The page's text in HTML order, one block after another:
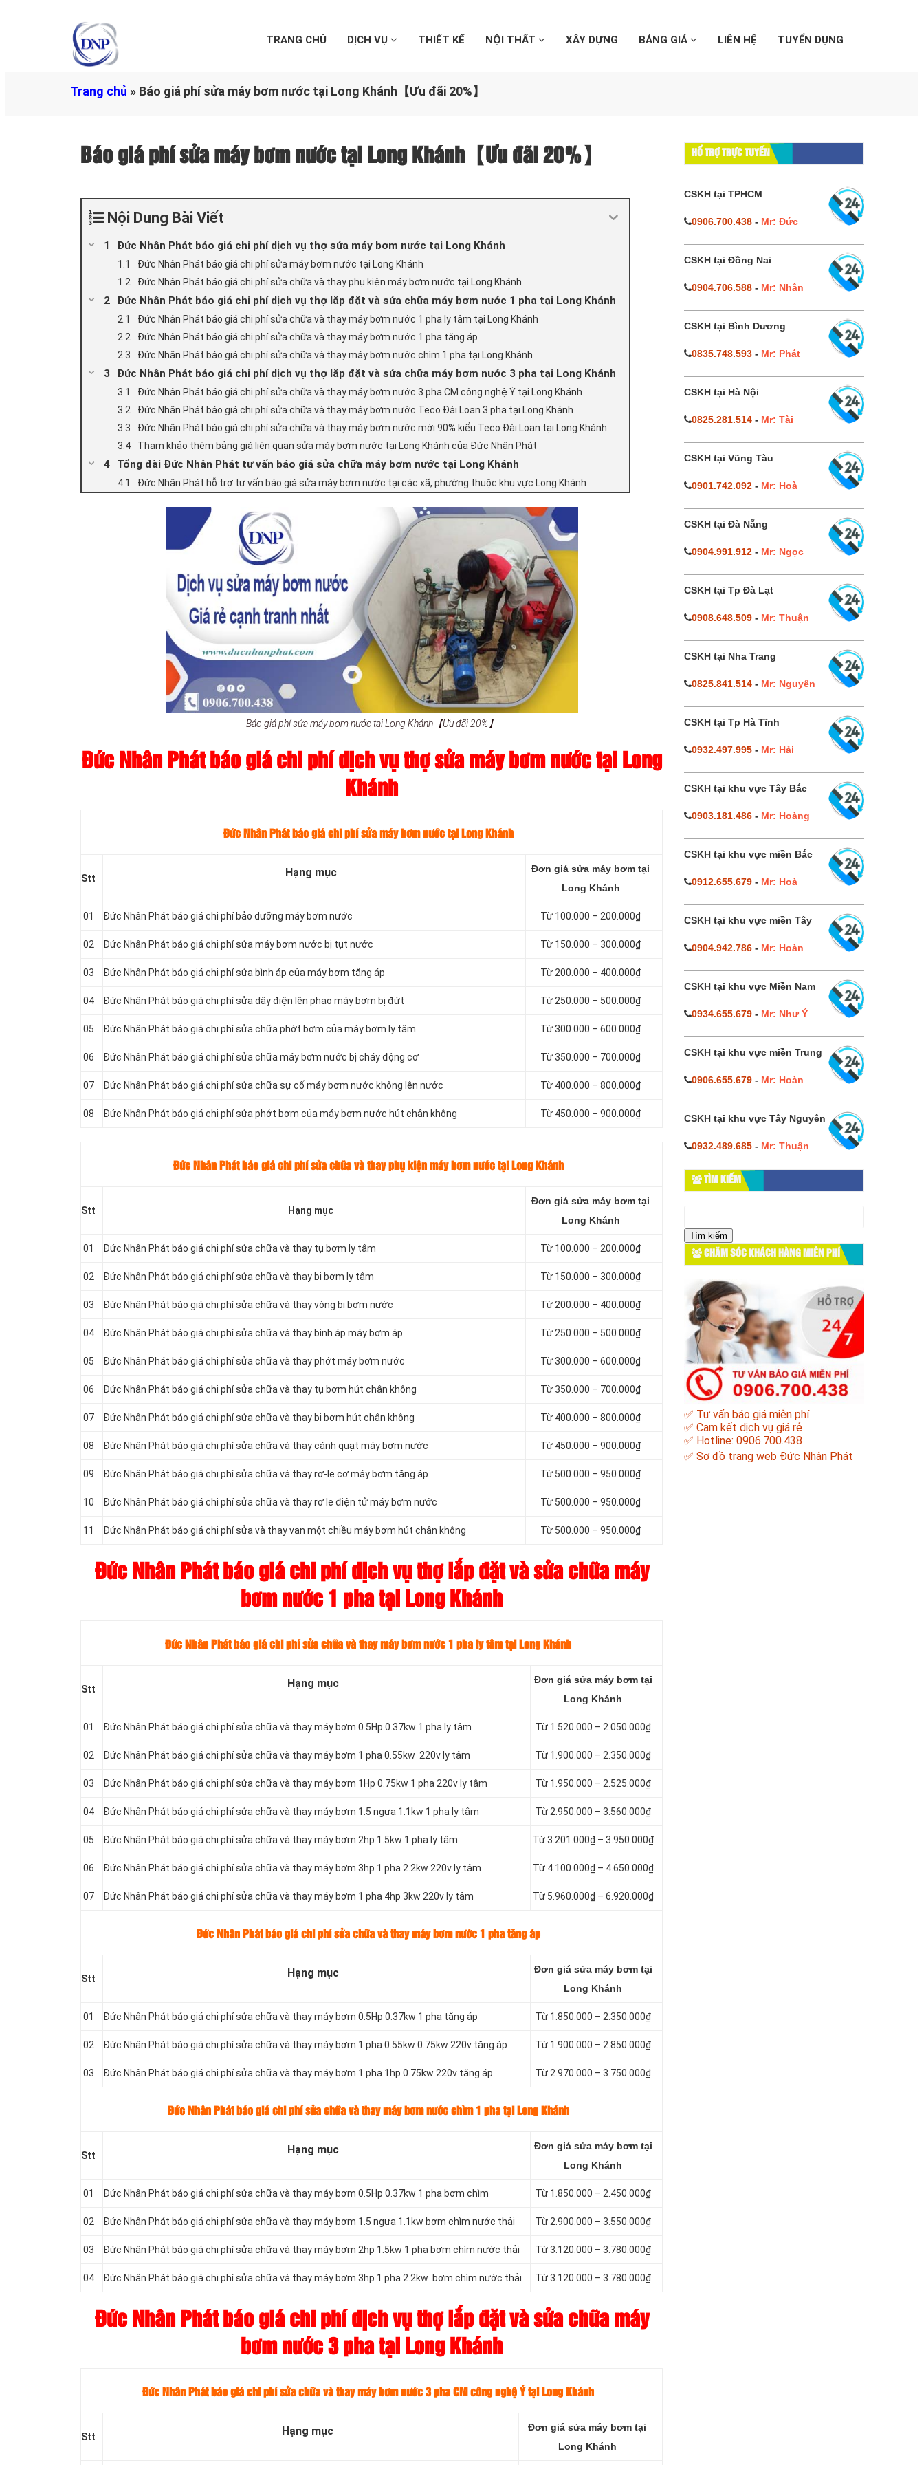
TRANG CHỦ DỊCH VỤ THIẾT KẾ NỘI THẤT XÂY DỰNG BẢNG GIÁ LIÊN HỆ TUYỂN DỤNG
Trang chủ » Báo giá phí sửa máy bơm nước tại Long Khánh【Ưu đãi 20%】
Báo giá phí sửa máy bơm nước tại Long Khánh【Ưu đãi 20%】
Nội Dung Bài Viết
Đức Nhân Phát báo giá chi phí dịch vụ thợ sửa máy bơm nước tại Long Khánh
Đức Nhân Phát báo giá chi phí sửa máy bơm nước tại Long Khánh
Đức Nhân Phát báo giá chi phí sửa chữa và thay phụ kiện máy bơm nước tại Long Khánh
Đức Nhân Phát báo giá chi phí dịch vụ thợ lắp đặt và sửa chữa máy bơm nước 1 pha tại Long Khánh
Đức Nhân Phát báo giá chi phí sửa chữa và thay máy bơm nước 1 pha ly tâm tại Long Khánh
Đức Nhân Phát báo giá chi phí sửa chữa và thay máy bơm nước 1 pha tăng áp
Đức Nhân Phát báo giá chi phí sửa chữa và thay máy bơm nước chìm 1 pha tại Long Khánh
Đức Nhân Phát báo giá chi phí dịch vụ thợ lắp đặt và sửa chữa máy bơm nước 3 pha tại Long Khánh
Đức Nhân Phát báo giá chi phí sửa chữa và thay máy bơm nước 3 pha CM công nghệ Ý tại Long Khánh
Đức Nhân Phát báo giá chi phí sửa chữa và thay máy bơm nước Teco Đài Loan 3 pha tại Long Khánh
Đức Nhân Phát báo giá chi phí sửa chữa và thay máy bơm nước mới 90% kiểu Teco Đài Loan tại Long Khánh
Tham khảo thêm bảng giá liên quan sửa máy bơm nước tại Long Khánh của Đức Nhân Phát
Tổng đài Đức Nhân Phát tư vấn báo giá sửa chữa máy bơm nước tại Long Khánh
Đức Nhân Phát hỗ trợ tư vấn báo giá sửa máy bơm nước tại các xã, phường thuộc khu vực Long Khánh
Báo giá phí sửa máy bơm nước tại Long Khánh【Ưu đãi 20%】
Đức Nhân Phát báo giá chi phí dịch vụ thợ sửa máy bơm nước tại Long
Khánh
Đức Nhân Phát báo giá chi phí sửa máy bơm nước tại Long Khánh
Stt Hạng mục
Đơn giá sửa máy bơm tại
Long Khánh
01 Đức Nhân Phát báo giá chi phí bảo dưỡng máy bơm nước Từ 100.000 – 200.000₫
02 Đức Nhân Phát báo giá chi phí sửa máy bơm nước bị tụt nước Từ 150.000 – 300.000₫
03 Đức Nhân Phát báo giá chi phí sửa bình áp của máy bơm tăng áp Từ 200.000 – 400.000₫
04 Đức Nhân Phát báo giá chi phí sửa dây điện lên phao máy bơm bị đứt Từ 250.000 – 500.000₫
05 Đức Nhân Phát báo giá chi phí sửa chữa phớt bơm của máy bơm ly tâm Từ 300.000 – 600.000₫
06 Đức Nhân Phát báo giá chi phí sửa chữa máy bơm nước bị cháy động cơ Từ 350.000 – 700.000₫
07 Đức Nhân Phát báo giá chi phí sửa chữa sự cố máy bơm nước không lên nước Từ 400.000 – 800.000₫
08 Đức Nhân Phát báo giá chi phí sửa phớt bơm của máy bơm nước hút chân không Từ 450.000 – 900.000₫
Đức Nhân Phát báo giá chi phí sửa chữa và thay phụ kiện máy bơm nước tại Long Khánh
Stt Hạng mục
Đơn giá sửa máy bơm tại
Long Khánh
01 Đức Nhân Phát báo giá chi phí sửa chữa và thay tụ bơm ly tâm Từ 100.000 – 200.000₫
02 Đức Nhân Phát báo giá chi phí sửa chữa và thay bi bơm ly tâm Từ 150.000 – 300.000₫
03 Đức Nhân Phát báo giá chi phí sửa chữa và thay vòng bi bơm nước Từ 200.000 – 400.000₫
04 Đức Nhân Phát báo giá chi phí sửa chữa và thay bình áp máy bơm áp Từ 250.000 – 500.000₫
05 Đức Nhân Phát báo giá chi phí sửa chữa và thay phớt máy bơm nước Từ 300.000 – 600.000₫
06 Đức Nhân Phát báo giá chi phí sửa chữa và thay tụ bơm hút chân không Từ 350.000 – 700.000₫
07 Đức Nhân Phát báo giá chi phí sửa chữa và thay bi bơm hút chân không Từ 400.000 – 800.000₫
08 Đức Nhân Phát báo giá chi phí sửa chữa và thay cánh quạt máy bơm nước Từ 450.000 – 900.000₫
09 Đức Nhân Phát báo giá chi phí sửa chữa và thay rơ-le cơ máy bơm tăng áp Từ 500.000 – 950.000₫
10 Đức Nhân Phát báo giá chi phí sửa chữa và thay rơ le điện tử máy bơm nước Từ 500.000 – 950.000₫
11 Đức Nhân Phát báo giá chi phí sửa và thay van một chiều máy bơm hút chân không Từ 500.000 – 950.000₫
Đức Nhân Phát báo giá chi phí dịch vụ thợ lắp đặt và sửa chữa máy
bơm nước 1 pha tại Long Khánh
Đức Nhân Phát báo giá chi phí sửa chữa và thay máy bơm nước 1 pha ly tâm tại Long Khánh
Stt Hạng mục
Đơn giá sửa máy bơm tại
Long Khánh
01 Đức Nhân Phát báo giá chi phí sửa chữa và thay máy bơm 0.5Hp 0.37kw 1 pha ly tâm Từ 1.520.000 – 2.050.000₫
02 Đức Nhân Phát báo giá chi phí sửa chữa và thay máy bơm 1 pha 0.55kw 220v ly tâm Từ 1.900.000 – 2.350.000₫
03 Đức Nhân Phát báo giá chi phí sửa chữa và thay máy bơm 1Hp 0.75kw 1 pha 220v ly tâm Từ 1.950.000 – 2.525.000₫
04 Đức Nhân Phát báo giá chi phí sửa chữa và thay máy bơm 1.5 ngựa 1.1kw 1 pha ly tâm Từ 2.950.000 – 3.560.000₫
05 Đức Nhân Phát báo giá chi phí sửa chữa và thay máy bơm 2hp 1.5kw 1 pha ly tâm Từ 3.201.000₫ – 3.950.000₫
06 Đức Nhân Phát báo giá chi phí sửa chữa và thay máy bơm 3hp 1 pha 2.2kw 220v ly tâm Từ 4.100.000₫ – 4.650.000₫
07 Đức Nhân Phát báo giá chi phí sửa chữa và thay máy bơm 1 pha 4hp 3kw 220v ly tâm Từ 5.960.000₫ – 6.920.000₫
Đức Nhân Phát báo giá chi phí sửa chữa và thay máy bơm nước 1 pha tăng áp
Stt Hạng mục
Đơn giá sửa máy bơm tại
Long Khánh
01 Đức Nhân Phát báo giá chi phí sửa chữa và thay máy bơm 0.5Hp 0.37kw 1 pha tăng áp Từ 1.850.000 – 2.350.000₫
02 Đức Nhân Phát báo giá chi phí sửa chữa và thay máy bơm 1 pha 0.55kw 0.75kw 220v tăng áp Từ 1.900.000 – 2.850.000₫
03 Đức Nhân Phát báo giá chi phí sửa chữa và thay máy bơm 1 pha 1hp 0.75kw 220v tăng áp Từ 2.970.000 – 3.750.000₫
Đức Nhân Phát báo giá chi phí sửa chữa và thay máy bơm nước chìm 1 pha tại Long Khánh
Stt Hạng mục
Đơn giá sửa máy bơm tại
Long Khánh
01 Đức Nhân Phát báo giá chi phí sửa chữa và thay máy bơm 0.5Hp 0.37kw 1 pha bơm chìm Từ 1.850.000 – 2.450.000₫
02 Đức Nhân Phát báo giá chi phí sửa chữa và thay máy bơm 1.5 ngựa 1.1kw bơm chìm nước thải Từ 2.900.000 – 3.550.000₫
03 Đức Nhân Phát báo giá chi phí sửa chữa và thay máy bơm 2hp 1.5kw 1 pha bơm chìm nước thải Từ 3.120.000 – 3.780.000₫
04 Đức Nhân Phát báo giá chi phí sửa chữa và thay máy bơm 3hp 1 pha 2.2kw bơm chìm nước thải Từ 3.120.000 – 3.780.000₫
Đức Nhân Phát báo giá chi phí dịch vụ thợ lắp đặt và sửa chữa máy
bơm nước 3 pha tại Long Khánh
Đức Nhân Phát báo giá chi phí sửa chữa và thay máy bơm nước 3 pha CM công nghệ Ý tại Long Khánh
Stt Hạng mục
Đơn giá sửa máy bơm tại
Long Khánh
HỔ TRỢ TRỰC TUYẾN
CSKH tại TPHCM
0906.700.438- Mr: Đức
CSKH tại Đồng Nai
0904.706.588- Mr: Nhân
CSKH tại Bình Dương
0835.748.593- Mr: Phát
CSKH tại Hà Nội
0825.281.514- Mr: Tài
CSKH tại Vũng Tàu
0901.742.092- Mr: Hoà
CSKH tại Đà Nẵng
0904.991.912- Mr: Ngọc
CSKH tại Tp Đà Lạt
0908.648.509- Mr: Thuận
CSKH tại Nha Trang
0825.841.514- Mr: Nguyên
CSKH tại Tp Hà Tĩnh
0932.497.995- Mr: Hải
CSKH tại khu vực Tây Bắc
0903.181.486- Mr: Hoàng
CSKH tại khu vực miền Bắc
0912.655.679- Mr: Hoà
CSKH tại khu vực miền Tây
0904.942.786- Mr: Hoàn
CSKH tại khu vực Miền Nam
0934.655.679- Mr: Như Ý
CSKH tại khu vực miền Trung
0906.655.679- Mr: Hoàn
CSKH tại khu vực Tây Nguyên
0932.489.685- Mr: Thuận
TÌM KIẾM
cho:
CHĂM SÓC KHÁCH HÀNG MIỄN PHÍ
✅ Tư vấn báo giá miễn phí
✅ Cam kết dịch vụ giá rẻ
✅ Hotline: 0906.700.438
✅ Sơ đồ trang web Đức Nhân Phát